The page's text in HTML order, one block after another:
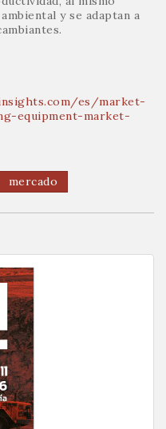
y se adaptan a
es/market-
equipment-market-
mercado